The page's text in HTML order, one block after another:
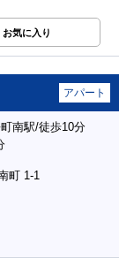
お気に入り
アパート
南駅/徒歩10分
町 1-1